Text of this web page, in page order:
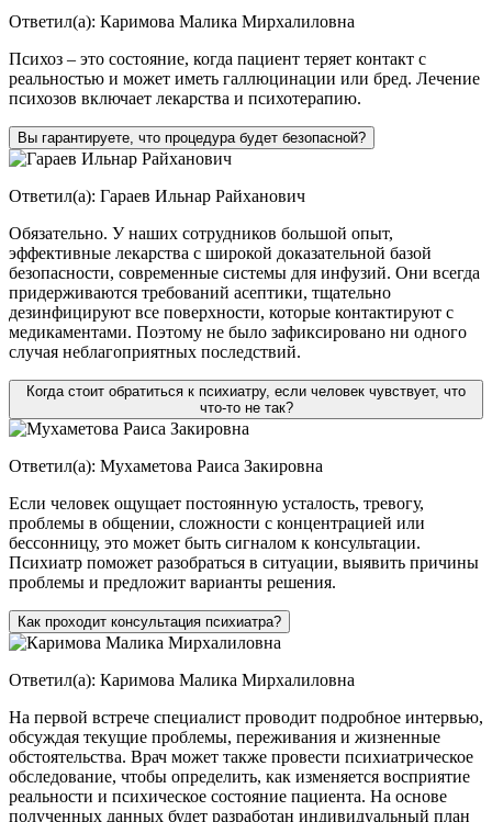
Ответил(а): Каримова Малика Мирхалиловна
Психоз – это состояние, когда пациент теряет контакт с
реальностью и может иметь галлюцинации или бред. Лечение
психозов включает лекарства и психотерапию.
Вы гарантируете, что процедура будет безопасной?
Ответил(а): Гараев Ильнар Райханович
Обязательно. У наших сотрудников большой опыт,
эффективные лекарства с широкой доказательной базой
безопасности, современные системы для инфузий. Они всегда
придерживаются требований асептики, тщательно
дезинфицируют все поверхности, которые контактируют с
медикаментами. Поэтому не было зафиксировано ни одного
случая неблагоприятных последствий.
Когда стоит обратиться к психиатру, если человек чувствует, что
что-то не так?
Ответил(а): Мухаметова Раиса Закировна
Если человек ощущает постоянную усталость, тревогу,
проблемы в общении, сложности с концентрацией или
бессонницу, это может быть сигналом к консультации.
Психиатр поможет разобраться в ситуации, выявить причины
проблемы и предложит варианты решения.
Как проходит консультация психиатра?
Ответил(а): Каримова Малика Мирхалиловна
На первой встрече специалист проводит подробное интервью,
обсуждая текущие проблемы, переживания и жизненные
обстоятельства. Врач может также провести психиатрическое
обследование, чтобы определить, как изменяется восприятие
реальности и психическое состояние пациента. На основе
полученных данных будет разработан индивидуальный план